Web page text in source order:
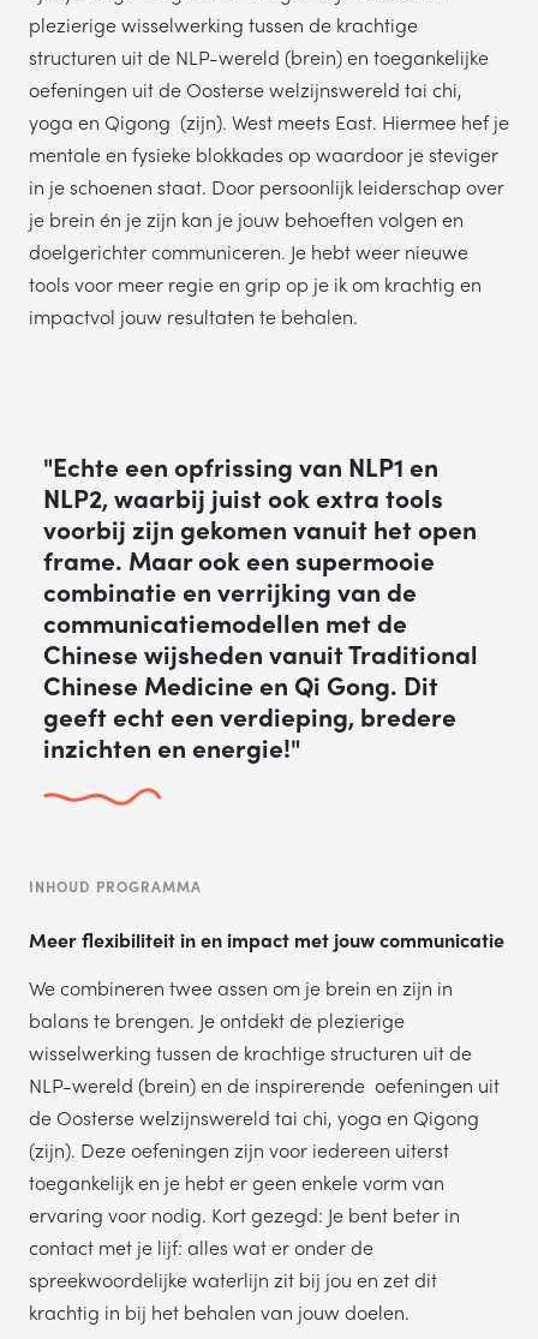
plezierige wisselwerking tussen de krachtige
structuren uit de NLP-wereld (brein) en toegankelijke
oefeningen uit de Oosterse welzijnswereld tai chi,
yoga en Qigong (zijn). West meets East. Hiermee hef je
mentale en fysieke blokkades op waardoor je steviger
in je schoenen staat. Door persoonlijk leiderschap over
je brein én je zijn kan je jouw behoeften volgen en
doelgerichter communiceren. Je hebt weer nieuwe
tools voor meer regie en grip op je ik om krachtig en
impactvol jouw resultaten te behalen.
"Echte een opfrissing van NLP1 en
NLP2, waarbij juist ook extra tools
voorbij zijn gekomen vanuit het open
frame. Maar ook een supermooie
combinatie en verrijking van de
communicatiemodellen met de
Chinese wijsheden vanuit Traditional
Chinese Medicine en Qi Gong. Dit
geeft echt een verdieping, bredere
inzichten en energie!"
INHOUD PROGRAMMA
Meer flexibiliteit in en impact met jouw communicatie
We combineren twee assen om je brein en zijn in
balans te brengen. Je ontdekt de plezierige
wisselwerking tussen de krachtige structuren uit de
NLP-wereld (brein) en de inspirerende oefeningen uit
de Oosterse welzijnswereld tai chi, yoga en Qigong
(zijn). Deze oefeningen zijn voor iedereen uiterst
toegankelijk en je hebt er geen enkele vorm van
ervaring voor nodig. Kort gezegd: Je bent beter in
contact met je lijf: alles wat er onder de
spreekwoordelijke waterlijn zit bij jou en zet dit
krachtig in bij het behalen van jouw doelen.